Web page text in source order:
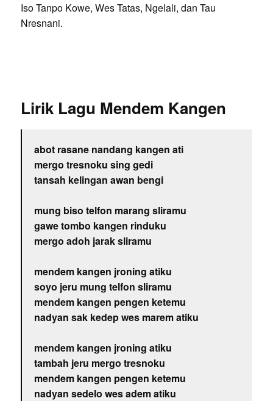
Iso Tanpo Kowe, Wes Tatas, Ngelali, dan Tau
Nresnani.
Lirik Lagu Mendem Kangen
abot rasane nandang kangen ati
mergo tresnoku sing gedi
tansah kelingan awan bengi
mung biso telfon marang sliramu
gawe tombo kangen rinduku
mergo adoh jarak sliramu
mendem kangen jroning atiku
soyo jeru mung telfon sliramu
mendem kangen pengen ketemu
nadyan sak kedep wes marem atiku
mendem kangen jroning atiku
tambah jeru mergo tresnoku
mendem kangen pengen ketemu
nadyan sedelo wes adem atiku